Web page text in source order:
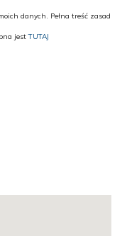
danych. Pełna treść zasad
jestTUTAJ